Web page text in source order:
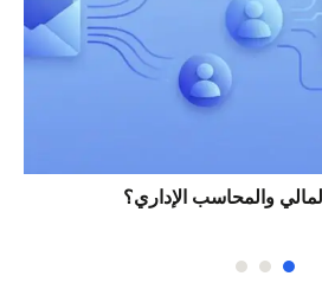
والمحاسب الإداري؟